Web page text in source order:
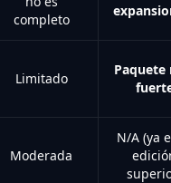
completo
Limitado
Paquete
Moderada
N/A (ya